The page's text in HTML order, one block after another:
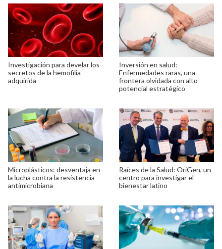
Investigación para develar los
secretos de la hemofilia
adquirida
Inversión en salud:
Enfermedades raras, una
frontera olvidada con alto
potencial estratégico
Microplásticos: desventaja en
la lucha contra la resistencia
antimicrobiana
Raíces de la Salud: OriGen, un
centro para investigar el
bienestar latino